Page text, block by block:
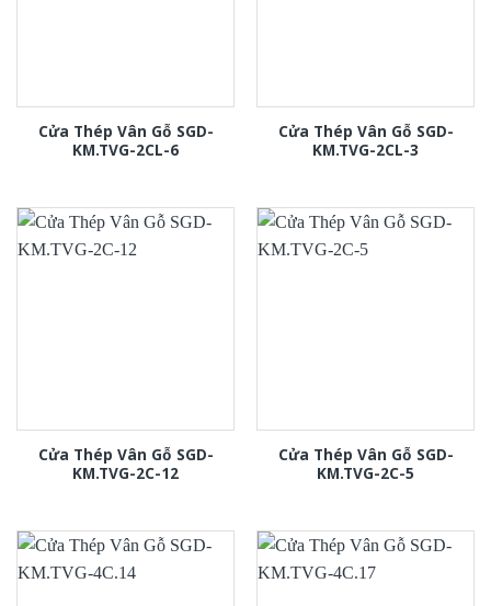
Cửa Thép Vân Gỗ SGD-
KM.TVG-2CL-6
Cửa Thép Vân Gỗ SGD-
KM.TVG-2CL-3
Cửa Thép Vân Gỗ SGD-
KM.TVG-2C-12
Cửa Thép Vân Gỗ SGD-
KM.TVG-2C-5